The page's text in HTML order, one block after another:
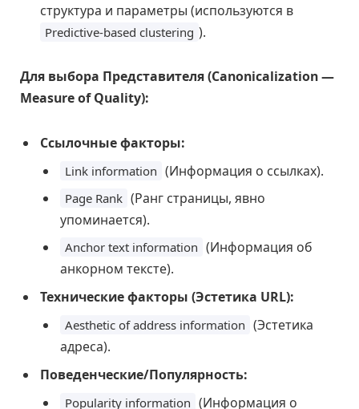
структура и параметры (используются в
Predictive-based clustering ).
Для выбора Представителя (Canonicalization —
Measure of Quality):
Ссылочные факторы:
Link information (Информация о ссылках).
Page Rank (Ранг страницы, явно
упоминается).
Anchor text information (Информация об
анкорном тексте).
Технические факторы (Эстетика URL):
Aesthetic of address information (Эстетика
адреса).
Поведенческие/Популярность:
Popularity information (Информация о